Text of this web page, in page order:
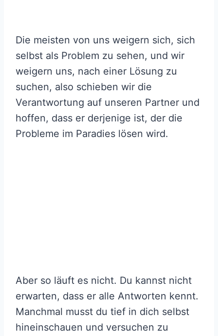
Die meisten von uns weigern sich, sich
selbst als Problem zu sehen, und wir
weigern uns, nach einer Lösung zu
suchen, also schieben wir die
Verantwortung auf unseren Partner und
hoffen, dass er derjenige ist, der die
Probleme im Paradies lösen wird.
Aber so läuft es nicht. Du kannst nicht
erwarten, dass er alle Antworten kennt.
Manchmal musst du tief in dich selbst
hineinschauen und versuchen zu